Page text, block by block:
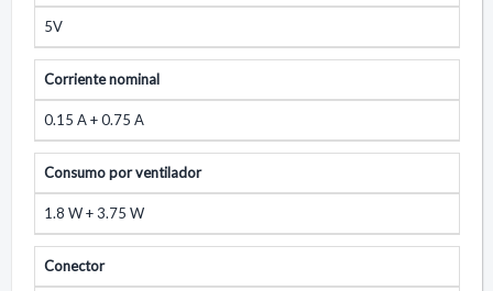
5V
Corriente nominal
0.15 A + 0.75 A
Consumo por ventilador
1.8 W + 3.75 W
Conector